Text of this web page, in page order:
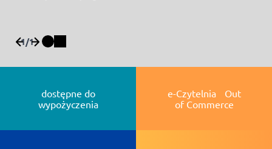
1/1
dostępne do
wypożyczenia
e-Czytelnia Out
of Commerce